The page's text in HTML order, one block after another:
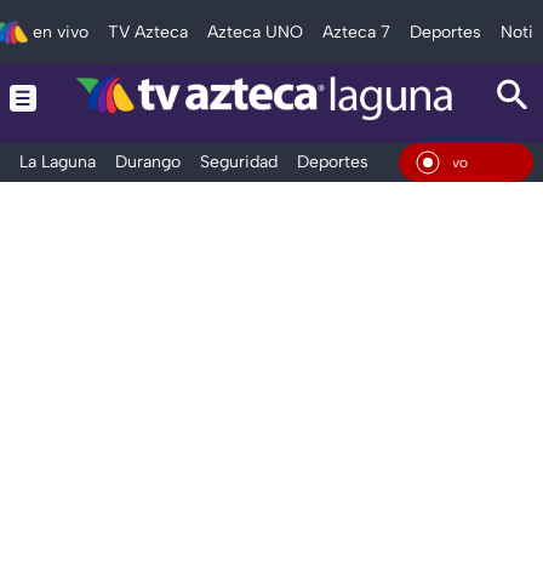
en vivo TV Azteca Azteca UNO Azteca 7 Deportes
La Laguna Durango Seguridad Deportes EntretenimientoEn